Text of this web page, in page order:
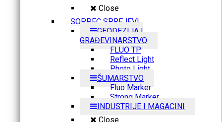
Close
SOPPEC SPREJEVI
GEODEZIJA I
GRAĐEVINARSTVO
FLUO TP
Reflect Light
Photo Light
ŠUMARSTVO
Fluo Marker
Strong Marker
INDUSTRIJE I MAGACINI
Close